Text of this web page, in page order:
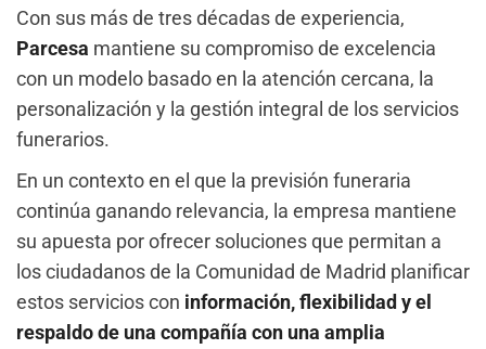
Con sus más de tres décadas de experiencia,
Parcesa mantiene su compromiso de excelencia
con un modelo basado en la atención cercana, la
personalización y la gestión integral de los servicios
funerarios.
En un contexto en el que la previsión funeraria
continúa ganando relevancia, la empresa mantiene
su apuesta por ofrecer soluciones que permitan a
los ciudadanos de la Comunidad de Madrid planificar
estos servicios con información, flexibilidad y el
respaldo de una compañía con una amplia